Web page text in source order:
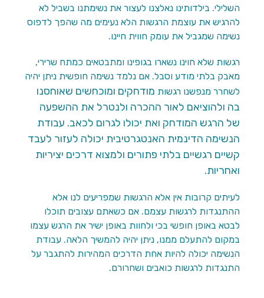
השלילי. בילדותינו נאלצנו לעצור את נשימתנו בשביל לא
להרגיש את עוצמת הרגשות הלא נעימים מה שהפך לדפוס
נשימה שמגביל את עומק חווית חיינו.
רגשות שלא חוינו נשארו בגופינו ומתבטאים כמתח שרירי,
מאבק בלתי מודע וסבל. אם נלמד נשימה חופשית ניתן יהיה
לשחרר מנפשנו רגשות מודחקים ומוכחשים שאוחסנו
בה ולהוציאם לאור ההכרה ולנטרל את ההשפעה
של הרגש המודחק ואת יכולו לגרום לכאב. עבודת
הנשימה הדינמית האנטגרטיבית יכולה לעזור לעבד
קשיים רגשיים בלתי פתורים ולמצוא דרכים יציריות
ואחריות.
לעיתים קרובות אין אלא הרגשות שמפריעים לנו אלא
ההתנגדות לרגשות עצמם. אם כשאתם עצובים תוכלו
לבטא באופן חופשי בכי ולחוות באופן ישיר את הרגש עצמו
במקום להתעלם ממנו, ניתן יהיה להמשיך הלאה. עבודת
הנשימה יכולה להיות אחת הדרכים המהירות להתגבר על
התנגדות לרגשות כואבים ושחרורם.